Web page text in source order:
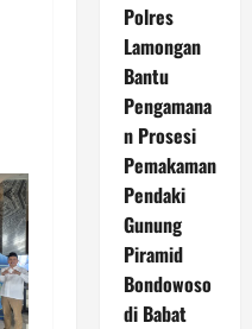
Polres
Lamongan
Bantu
Pengamana
n Prosesi
Pemakaman
Pendaki
Gunung
Piramid
Bondowoso
di Babat